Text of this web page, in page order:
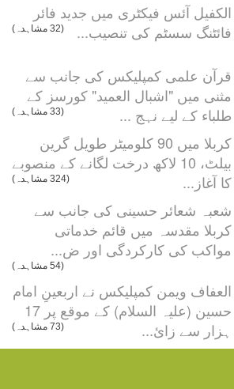
الکفیل آئس فیکٹری میں جدید فائر
فائٹنگ سسٹم کی تنصیب...
(32 مشاہدہ)
قرآن علمی کمپلیکس کی جانب سے
مثنی میں "اشبال العميد" کورسز کے
طلباء کے لیے نہج ...
(33 مشاہدہ)
کربلا میں 90 کلومیٹر طویل گرین
بیلٹ، 10 لاکھ درخت لگانے کے منصوبے
کا آغاز...
(324 مشاہدہ)
شعبہ شعائر حسینی کی جانب سے
کربلا مقدسہ میں قائم خدماتی
مواکب کی کارکردگی اور ض...
(54 مشاہدہ)
العفاف ویمن کمپلیکس نے اربعینِ امام
حسین (علیہ السلام) کے موقع پر 17
ہزار سے زائ...
(73 مشاہدہ)